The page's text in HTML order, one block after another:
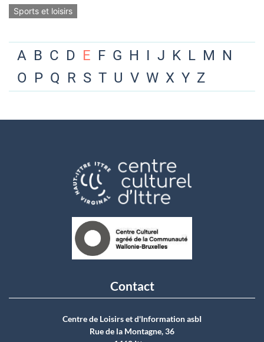
Sports et loisirs
A B C D E F G H I J K L M N
O P Q R S T U V W X Y Z
Contact
Centre de Loisirs et d'Information asbI
Rue de la Montagne, 36